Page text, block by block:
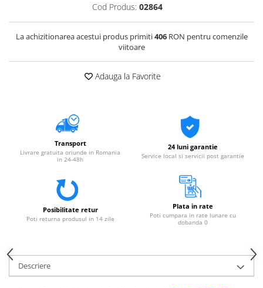
Cod Produs: 02864
La achizitionarea acestui produs primiti406RON pentru comenzile
viitoare
Adauga la Favorite
Transport
Livrare gratuita oriunde in Romania
in 24-48h
24 luni garantie
Service local si servicii post garantie
Posibilitate retur
Poti returna produsul in 14 zile
Plata in rate
Poti cumpara in rate lunare cu
dobanda 0
Descriere